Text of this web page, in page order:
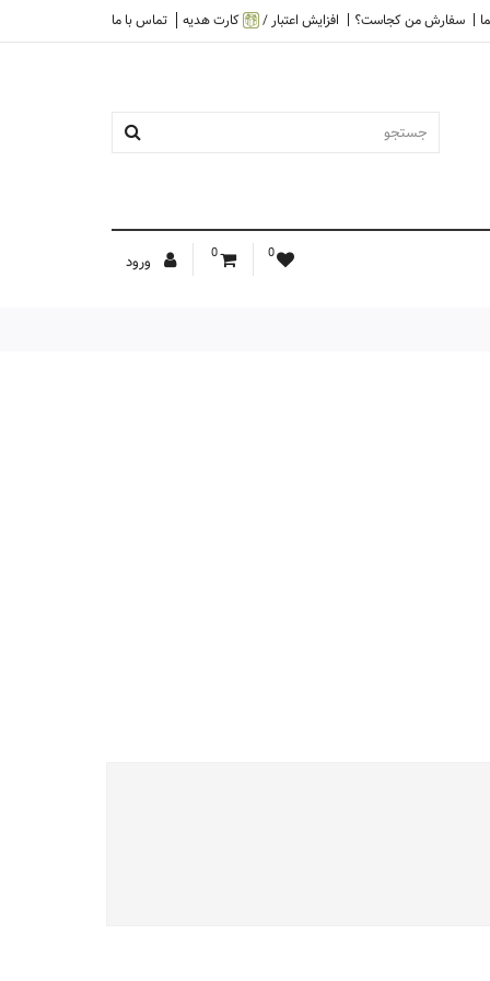
سفارش من کجاست؟ افزایش اعتبار / کارت هدیه تماس با ما
0
0 ورود